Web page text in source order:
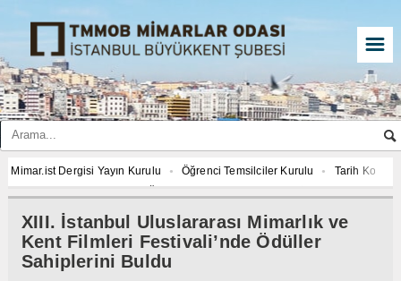
☰
Yayın Kurulu Öğrenci Temsilciler Kurulu Tarih Komisyonu
İmar
Komisyonu
Çed Danışma Kurulu
2027 YILI AJANDASI FOTOĞRAF
Kurulu
Tarih Komisyonu İmar ve Çevre Komisyonu
FOTOĞRAF YARIŞMASI “Mimarlığın İzleri”
XIII. İstanbul Uluslararası Mimarlık ve
Kent Filmleri Festivali’nde Ödüller
Sahiplerini Buldu